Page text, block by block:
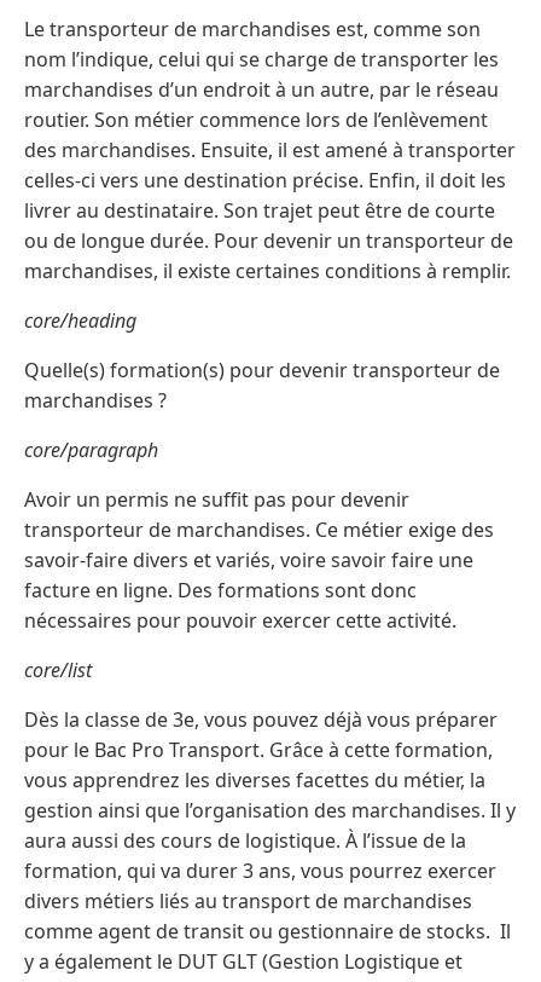
Le transporteur de marchandises est, comme son
nom l’indique, celui qui se charge de transporter les
marchandises d’un endroit à un autre, par le réseau
routier. Son métier commence lors de l’enlèvement
des marchandises. Ensuite, il est amené à transporter
celles-ci vers une destination précise. Enfin, il doit les
livrer au destinataire. Son trajet peut être de courte
ou de longue durée. Pour devenir un transporteur de
marchandises, il existe certaines conditions à remplir.
core/heading
Quelle(s) formation(s) pour devenir transporteur de
marchandises ?
core/paragraph
Avoir un permis ne suffit pas pour devenir
transporteur de marchandises. Ce métier exige des
savoir-faire divers et variés, voire savoir faire une
facture en ligne. Des formations sont donc
nécessaires pour pouvoir exercer cette activité.
core/list
Dès la classe de 3e, vous pouvez déjà vous préparer
pour le Bac Pro Transport. Grâce à cette formation,
vous apprendrez les diverses facettes du métier, la
gestion ainsi que l’organisation des marchandises. Il y
aura aussi des cours de logistique. À l’issue de la
formation, qui va durer 3 ans, vous pourrez exercer
divers métiers liés au transport de marchandises
comme agent de transit ou gestionnaire de stocks. Il
y a également le DUT GLT (Gestion Logistique et